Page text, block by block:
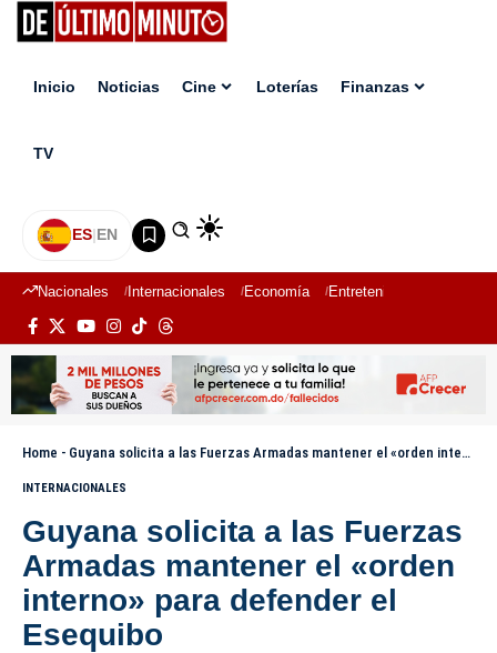
Inicio Noticias Cine Loterías Finanzas
TV
ES|EN
Nacionales Internacionales Economía Entretenimiento
Home - Guyana solicita a las Fuerzas Armadas mantener el «orden interno» para defender el Esequibo
INTERNACIONALES
Guyana solicita a las Fuerzas
Armadas mantener el «orden
interno» para defender el
Esequibo